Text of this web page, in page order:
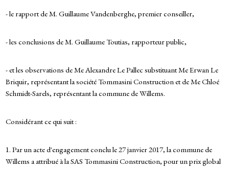
- le rapport de M. Guillaume Vandenberghe, premier conseiller,
- les conclusions de M. Guillaume Toutias, rapporteur public,
- et les observations de Me Alexandre Le Pallec substituant Me Erwan Le
Briquir, représentant la société Tommasini Construction et de Me Chloé
Schmidt-Sarels, représentant la commune de Willems.
Considérant ce qui suit :
1. Par un acte d'engagement conclu le 27 janvier 2017, la commune de
Willems a attribué à la SAS Tommasini Construction, pour un prix global